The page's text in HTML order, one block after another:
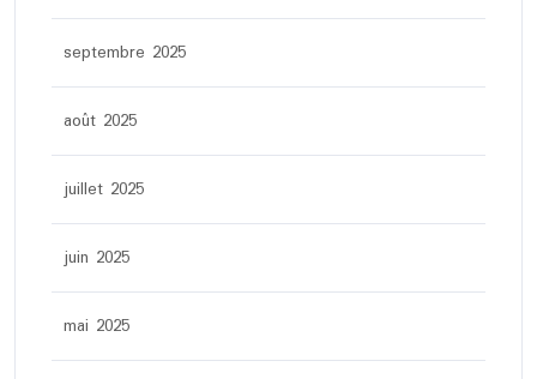
septembre 2025
août 2025
juillet 2025
juin 2025
mai 2025